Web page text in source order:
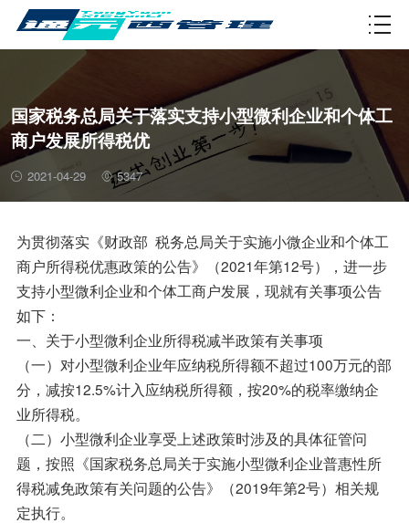
资质许可
国家税务总局关于落实支持小型微利企业和个体工
商户发展所得税优
2021-04-29 5347
为贯彻落实《财政部 税务总局关于实施小微企业和个体工
商户所得税优惠政策的公告》（2021年第12号），进一步
支持小型微利企业和个体工商户发展，现就有关事项公告
如下：
一、关于小型微利企业所得税减半政策有关事项
（一）对小型微利企业年应纳税所得额不超过100万元的部
分，减按12.5%计入应纳税所得额，按20%的税率缴纳企
业所得税。
（二）小型微利企业享受上述政策时涉及的具体征管问
题，按照《国家税务总局关于实施小型微利企业普惠性所
得税减免政策有关问题的公告》（2019年第2号）相关规
定执行。